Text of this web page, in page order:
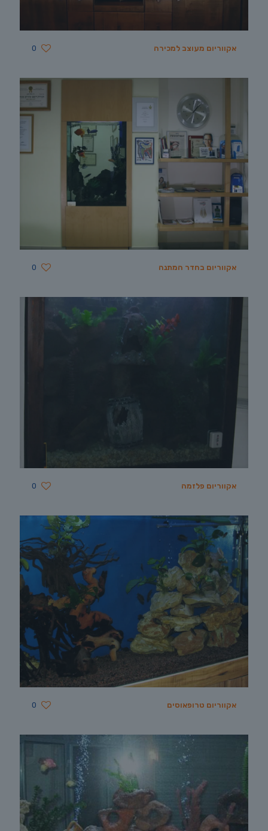
אקווריום מעוצב למכירה 0
אקווריום בחדר המתנה 0
אקווריום פלזמה 0
אקווריום טרופאוסים 0